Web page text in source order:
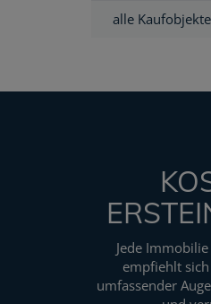
alle
Jede
empfiehlt
umfassender